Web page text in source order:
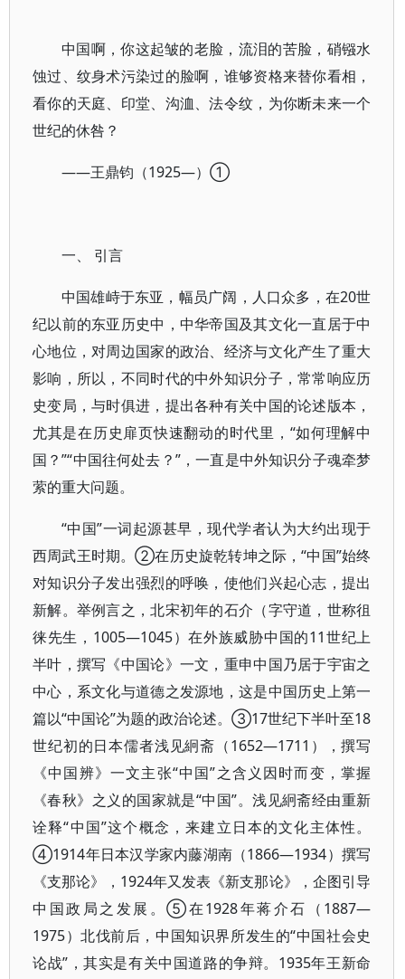
中国啊，你这起皱的老脸，流泪的苦脸，硝镪水
蚀过、纹身术污染过的脸啊，谁够资格来替你看相，
看你的天庭、印堂、沟洫、法令纹，为你断未来一个
世纪的休咎？
——王鼎钧（1925—）①
一、 引言
中国雄峙于东亚，幅员广阔，人口众多，在20世
纪以前的东亚历史中，中华帝国及其文化一直居于中
心地位，对周边国家的政治、经济与文化产生了重大
影响，所以，不同时代的中外知识分子，常常响应历
史变局，与时俱进，提出各种有关中国的论述版本，
尤其是在历史扉页快速翻动的时代里，“如何理解中
国？”“中国往何处去？”，一直是中外知识分子魂牵梦
萦的重大问题。
“中国”一词起源甚早，现代学者认为大约出现于
西周武王时期。②在历史旋乾转坤之际，“中国”始终
对知识分子发出强烈的呼唤，使他们兴起心志，提出
新解。举例言之，北宋初年的石介（字守道，世称徂
徕先生，1005—1045）在外族威胁中国的11世纪上
半叶，撰写《中国论》一文，重申中国乃居于宇宙之
中心，系文化与道德之发源地，这是中国历史上第一
篇以“中国论”为题的政治论述。③17世纪下半叶至18
世纪初的日本儒者浅见絅斋（1652—1711），撰写
《中国辨》一文主张“中国”之含义因时而变，掌握
《春秋》之义的国家就是“中国”。浅见絅斋经由重新
诠释“中国”这个概念，来建立日本的文化主体性。
④1914年日本汉学家内藤湖南（1866—1934）撰写
《支那论》，1924年又发表《新支那论》，企图引导
中国政局之发展。⑤在1928年蒋介石（1887—
1975）北伐前后，中国知识界所发生的“中国社会史
论战”，其实是有关中国道路的争辩。1935年王新命